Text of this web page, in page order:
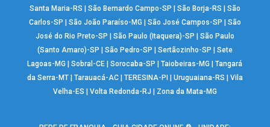
Santa Maria-RS
São Bernardo Campo-SP São Borja-RS
São
Carlos-SP
São João Paraíso-MG São José Campos-SP
São
José do Rio Preto-SP
São Paulo (Itaquera)-SP
São Paulo
(Santo Amaro)-SP
São Pedro-SP Sertãozinho-SP
Sete
Lagoas-MG
|Sobral-CE |Sorocaba-SP |Taiobeiras-MG |Tangará
da Serra-MT| Tarauacá-AC| TERESINA-PI Uruguaiana-RS
Vila
Velha-ES
Volta Redonda-RJ Zona da Mata-MG